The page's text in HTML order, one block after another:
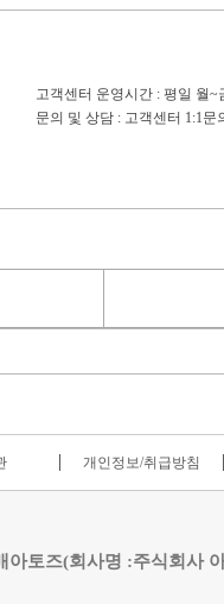
고객센터 운영시간 : 평일 월~
문의 및 상담 : 고객센터 1:1
개인정보/취급방침
아토즈(회사명 :주식회사